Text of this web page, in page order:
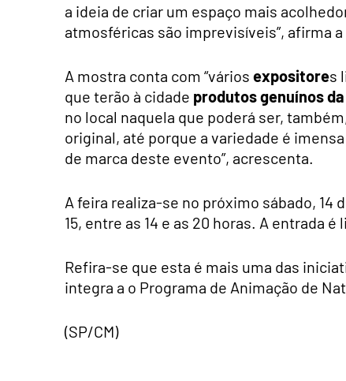
a ideia de criar um espaço mais
atmosféricas são imprevisíveis”, afirma a
A mostra conta com “vários expositores
que terão à cidade produtos genuínos
no local naquela que poderá ser,
original, até porque a variedade é
de marca deste evento”, acrescenta.
A feira realiza-se no próximo sábado, 14
15, entre as 14 e as 20 horas. A entrada é
Refira-se que esta é mais uma das
integra a o Programa de Animação de
(SP/CM)